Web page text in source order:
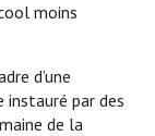
moins
d’une
par des
de la